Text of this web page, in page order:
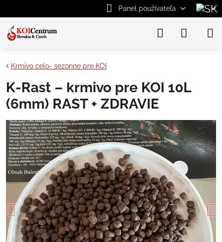
Panel používateľa
Krmivo celo- sezonne pre KOI
K-Rast – krmivo pre KOI 10L
(6mm) RAST + ZDRAVIE